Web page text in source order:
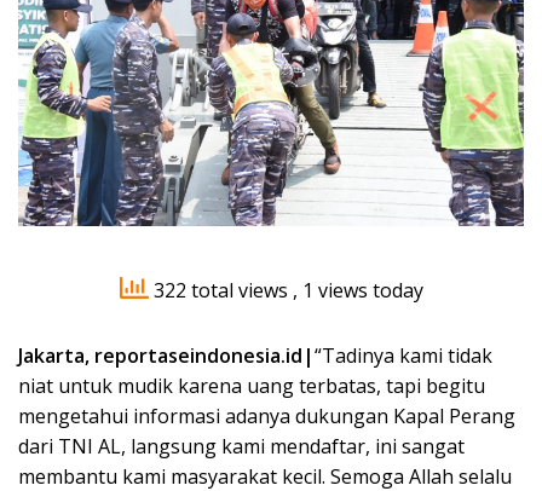
322 total views , 1 views today
Jakarta, reportaseindonesia.id|“Tadinya kami tidak
niat untuk mudik karena uang terbatas, tapi begitu
mengetahui informasi adanya dukungan Kapal Perang
dari TNI AL, langsung kami mendaftar, ini sangat
membantu kami masyarakat kecil. Semoga Allah selalu